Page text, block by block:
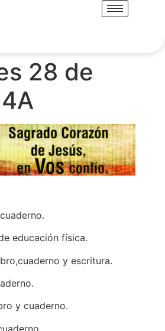
28 de
educación física.
y escritura.
y cuaderno.